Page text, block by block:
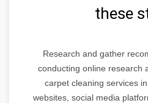
these
Research and gather
conducting online research
carpet cleaning services
websites, social media